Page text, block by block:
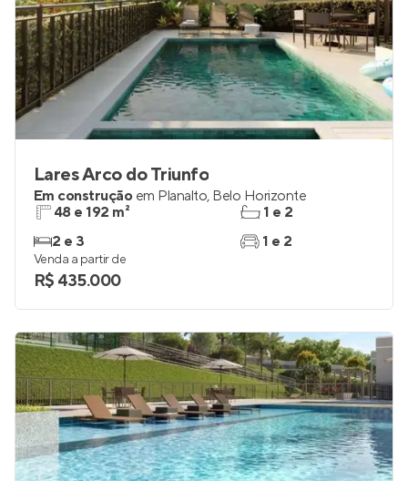
Lares Arco do Triunfo
Em construção em Planalto, Belo Horizonte
48 e 192 m²
2 e 3
1 e 2
1 e 2
Venda a partir de
R$ 435.000